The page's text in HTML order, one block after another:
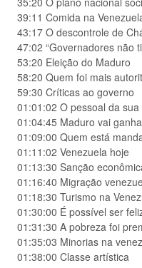
39:11 Comida na
43:17 O descontrole de
47:02 “Governadores não
53:20 Eleição do Maduro
58:20 Quem foi mais
59:30 Críticas ao governo
01:01:02 O pessoal da
01:04:45 Maduro vai
01:09:00 Quem está
01:11:02 Venezuela hoje
01:13:30 Sanção
01:16:40 Migração
01:18:30 Turismo na
01:30:00 É possível ser
01:31:30 A pobreza foi
01:35:03 Minorias na
01:38:00 Classe artística